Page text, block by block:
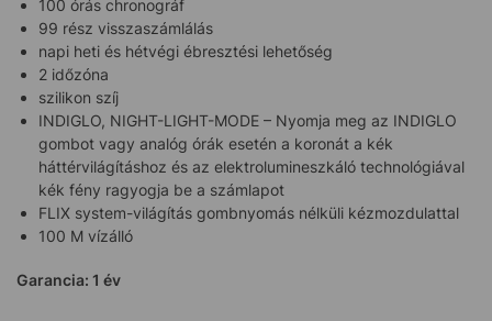
100 órás chronográf
99 rész visszaszámlálás
napi heti és hétvégi ébresztési lehetőség
2 időzóna
szilikon szíj
INDIGLO, NIGHT-LIGHT-MODE – Nyomja meg az INDIGLO
gombot vagy analóg órák esetén a koronát a kék
háttérvilágításhoz és az elektrolumineszkáló technológiával
kék fény ragyogja be a számlapot
FLIX system-világítás gombnyomás nélküli kézmozdulattal
100 M vízálló
Garancia: 1 év